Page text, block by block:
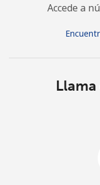
Accede a